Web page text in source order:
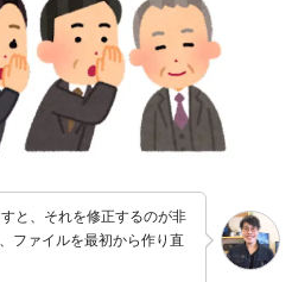
と、それを修正するのが非
ファイルを最初から作り直